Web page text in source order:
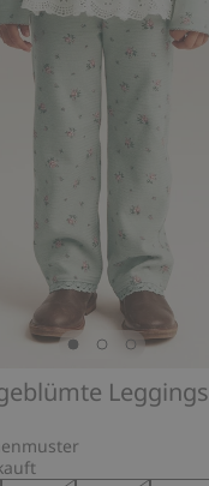
Leggings